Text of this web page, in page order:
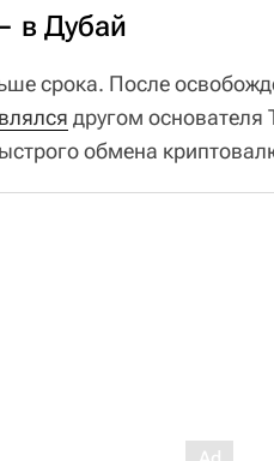
в Дубай
срока. После
другом основателя
обмена